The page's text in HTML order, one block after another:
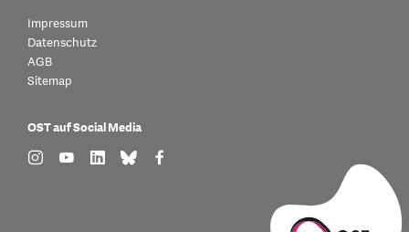
Impressum
Datenschutz
AGB
Sitemap
OST auf Social Media
find us on: instagram
find us on: youtube
find us on: linkedin
find us on: bluesky
find us on: facebook